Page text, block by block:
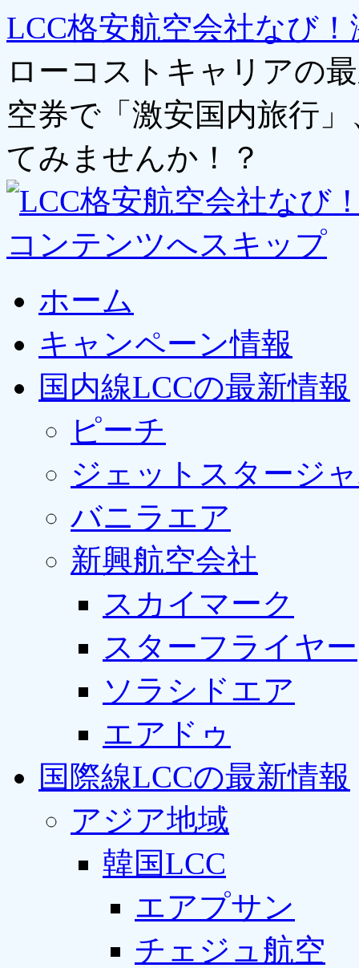
LCC格安航空会社なび
ローコストキャリアの
空券で「激安国内旅行
てみませんか！？
コンテンツへスキップ
ホーム
キャンペーン情報
国内線LCCの最新情報
ピーチ
ジェットスタージ
バニラエア
新興航空会社
スカイマーク
スターフライヤー
ソラシドエア
エアドゥ
国際線LCCの最新情報
アジア地域
韓国LCC
エアプサン
チェジュ航空